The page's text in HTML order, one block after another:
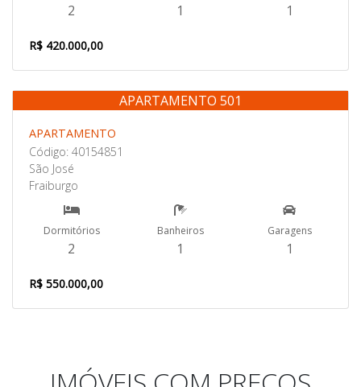
2 1 1
R$ 420.000,00
Venda
APARTAMENTO 501
APARTAMENTO
Código: 40154851
São José
Fraiburgo
Dormitórios
2
Banheiros
1
Garagens
1
R$ 550.000,00